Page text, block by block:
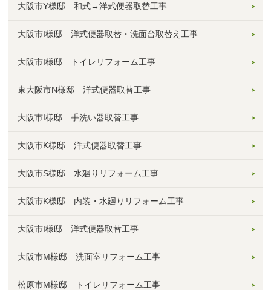
大阪市Y様邸 和式→洋式便器取替工事
大阪市I様邸 洋式便器取替・洗面台取替え工事
大阪市I様邸 トイレリフォーム工事
東大阪市N様邸 洋式便器取替工事
大阪市I様邸 手洗い器取替工事
大阪市K様邸 洋式便器取替工事
大阪市S様邸 水廻りリフォーム工事
大阪市K様邸 内装・水廻りリフォーム工事
大阪市I様邸 洋式便器取替工事
大阪市M様邸 洗面室リフォーム工事
松原市M様邸 トイレリフォーム工事